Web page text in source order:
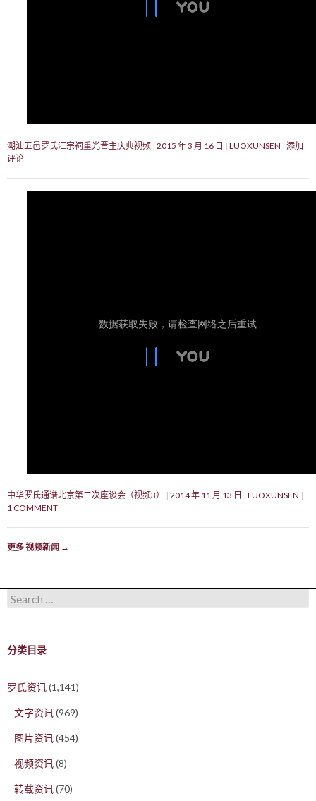
潮汕五邑罗氏汇宗祠重光晋主庆典视频 2015 年 3 月 16 日 LUOXUNSEN 添加
评论
中华罗氏通谱北京第二次座谈会（视频3） 2014 年 11 月 13 日
LUOXUNSEN
1 COMMENT
更多 视频新闻 →
Search for:
分类目录
罗氏资讯(1,141)
文字资讯(969)
图片资讯(454)
视频资讯(8)
转载资讯(70)